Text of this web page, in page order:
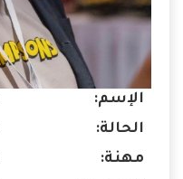
الإسم:
الحالة:
مهنة: